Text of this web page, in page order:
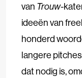
van Trouw-
ideeën van
honderd
langere
dat nodig is,